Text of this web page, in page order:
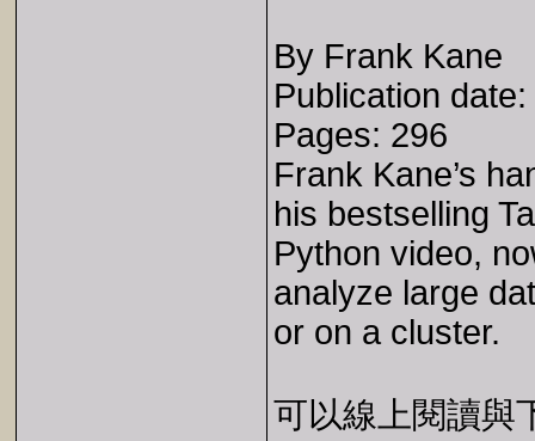
By Frank Kane
Publication
Pages: 296
Frank Kane’s
his bestselling
Python video,
analyze large
or on a cluster.
可以線上閱讀與